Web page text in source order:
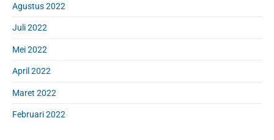
Agustus 2022
Juli 2022
Mei 2022
April 2022
Maret 2022
Februari 2022